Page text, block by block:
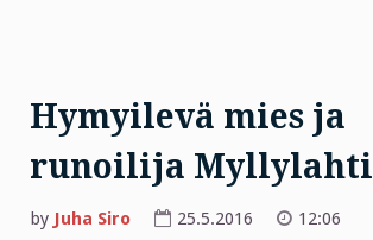
Hymyilevä mies ja
runoilija Myllylahti
by Juha Siro 25.5.2016
12:06